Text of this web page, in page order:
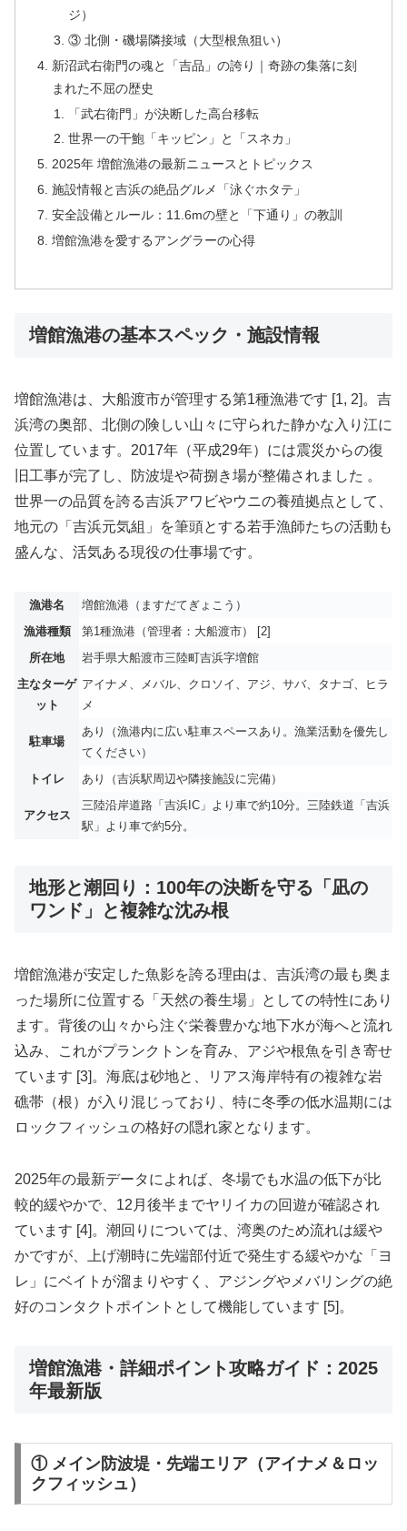
ジ）
③ 北側・磯場隣接域（大型根魚狙い）
新沼武右衛門の魂と「吉品」の誇り｜奇跡の集落に刻
まれた不屈の歴史
「武右衛門」が決断した高台移転
世界一の干鮑「キッピン」と「スネカ」
2025年 増館漁港の最新ニュースとトピックス
施設情報と吉浜の絶品グルメ「泳ぐホタテ」
安全設備とルール：11.6mの壁と「下通り」の教訓
増館漁港を愛するアングラーの心得
増館漁港の基本スペック・施設情報
増館漁港は、大船渡市が管理する第1種漁港です [1, 2]。吉
浜湾の奥部、北側の険しい山々に守られた静かな入り江に
位置しています。2017年（平成29年）には震災からの復
旧工事が完了し、防波堤や荷捌き場が整備されました 。
世界一の品質を誇る吉浜アワビやウニの養殖拠点として、
地元の「吉浜元気組」を筆頭とする若手漁師たちの活動も
盛んな、活気ある現役の仕事場です。
漁港名
増館漁港（ますだてぎょこう）
漁港種類
第1種漁港（管理者：大船渡市） [2]
所在地
岩手県大船渡市三陸町吉浜字増館
主なターゲ
ット
アイナメ、メバル、クロソイ、アジ、サバ、タナゴ、ヒラ
メ
駐車場
あり（漁港内に広い駐車スペースあり。漁業活動を優先し
てください）
トイレ
あり（吉浜駅周辺や隣接施設に完備）
アクセス
三陸沿岸道路「吉浜IC」より車で約10分。三陸鉄道「吉浜
駅」より車で約5分。
地形と潮回り：100年の決断を守る「凪の
ワンド」と複雑な沈み根
増館漁港が安定した魚影を誇る理由は、吉浜湾の最も奥ま
った場所に位置する「天然の養生場」としての特性にあり
ます。背後の山々から注ぐ栄養豊かな地下水が海へと流れ
込み、これがプランクトンを育み、アジや根魚を引き寄せ
ています [3]。海底は砂地と、リアス海岸特有の複雑な岩
礁帯（根）が入り混じっており、特に冬季の低水温期には
ロックフィッシュの格好の隠れ家となります。
2025年の最新データによれば、冬場でも水温の低下が比
較的緩やかで、12月後半までヤリイカの回遊が確認され
ています [4]。潮回りについては、湾奥のため流れは緩や
かですが、上げ潮時に先端部付近で発生する緩やかな「ヨ
レ」にベイトが溜まりやすく、アジングやメバリングの絶
好のコンタクトポイントとして機能しています [5]。
増館漁港・詳細ポイント攻略ガイド：2025
年最新版
① メイン防波堤・先端エリア（アイナメ＆ロッ
クフィッシュ）